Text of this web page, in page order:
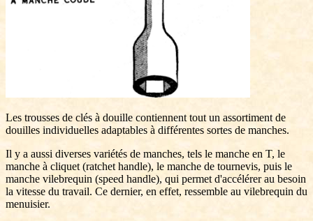
Les trousses de clés à douille contiennent tout un assortiment de
douilles individuelles adaptables à différentes sortes de manches.
Il y a aussi diverses variétés de manches, tels le manche en T, le
manche à cliquet (ratchet handle), le manche de tournevis, puis le
manche vilebrequin (speed handle), qui permet d'accélérer au besoin
la vitesse du travail. Ce dernier, en effet, ressemble au vilebrequin du
menuisier.